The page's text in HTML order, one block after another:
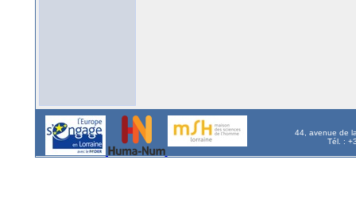
44, avenue de
Tél. :